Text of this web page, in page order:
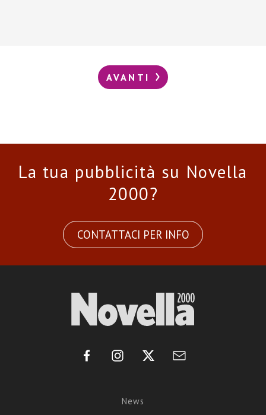
AVANTI
La tua pubblicità su Novella
2000?
CONTATTACI PER INFO
News